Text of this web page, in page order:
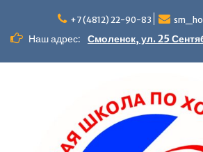
+7 (4812) 22-90-83
Наш адрес: Смоленск, ул. 25